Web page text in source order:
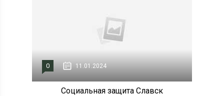
0 11.01.2024
Социальная защита Славск